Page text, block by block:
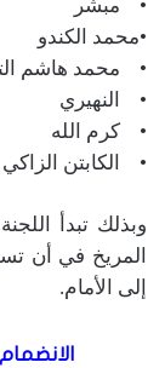
• مبشر
•محمد الكندو
• محمد هاشم
• النهيري
• كرم الله
• الكابتن الزاكي
وبذلك تبدأ
المريخ في أن
إلى الأمام.